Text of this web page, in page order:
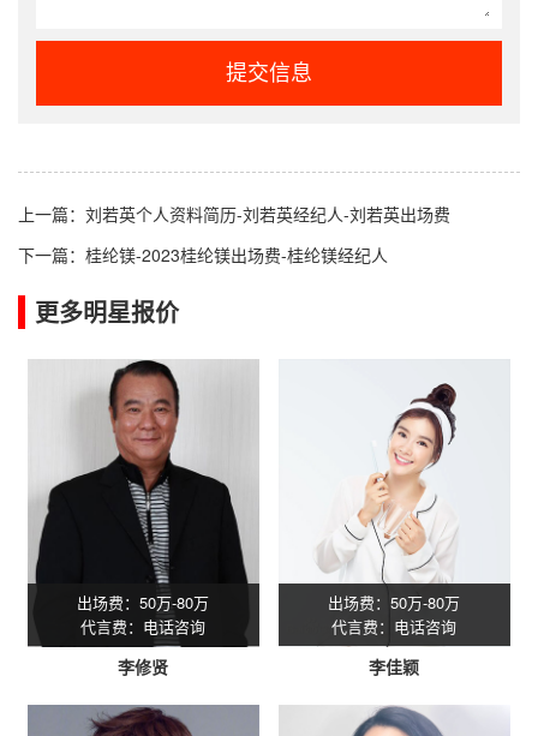
提交信息
上一篇： 刘若英个人资料简历-刘若英经纪人-刘若英出场费
下一篇： 桂纶镁-2023桂纶镁出场费-桂纶镁经纪人
更多明星报价
出场费：50万-80万
代言费：电话咨询
李修贤
出场费：50万-80万
代言费：电话咨询
李佳颖